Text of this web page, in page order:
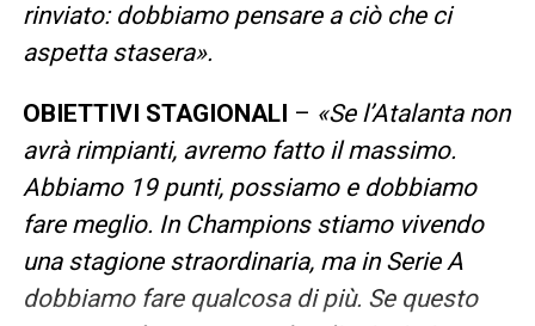
rinviato: dobbiamo pensare a ciò che ci
aspetta stasera».
OBIETTIVI STAGIONALI – «Se l’Atalanta non
avrà rimpianti, avremo fatto il massimo.
Abbiamo 19 punti, possiamo e dobbiamo
fare meglio. In Champions stiamo vivendo
una stagione straordinaria, ma in Serie A
dobbiamo fare qualcosa di più. Se questo